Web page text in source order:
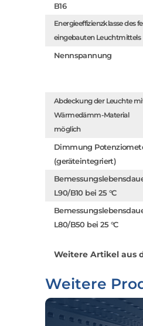
B16
Energieeffizienzklasse des
eingebauten Leuchtmittels
Nennspannung
Abdeckung der Leuchte
Wärmedämm-Material
möglich
Dimmung
(geräteintegriert)
L90/B10 bei 25 °C
L80/B50 bei 25 °C
Weitere Artikel aus
Weitere